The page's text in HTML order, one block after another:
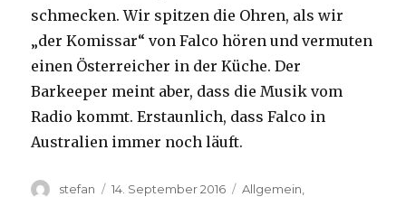
schmecken. Wir spitzen die Ohren, als wir
„der Komissar“ von Falco hören und vermuten
einen Österreicher in der Küche. Der
Barkeeper meint aber, dass die Musik vom
Radio kommt. Erstaunlich, dass Falco in
Australien immer noch läuft.
Autor
stefan
Veröffentlicht
14. September 2016 Kategorien
Allgemein